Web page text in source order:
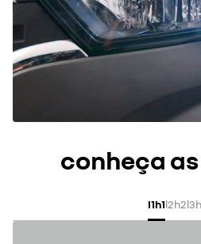
conheça
l1h1l2h2